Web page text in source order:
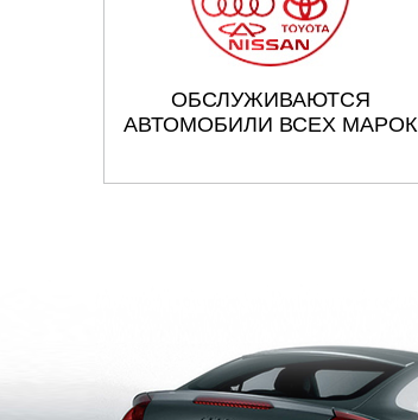
ОБСЛУЖИВАЮТСЯ
АВТОМОБИЛИ ВСЕХ МАРОК